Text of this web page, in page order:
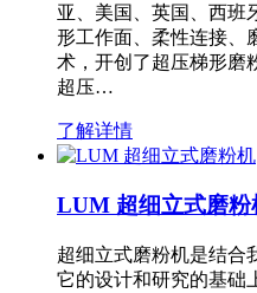
亚、美国、英国、西班
形工作面、柔性连接、
术，开创了超压梯形磨
超压…
了解详情
LUM 超细立式磨粉
超细立式磨粉机是结合
它的设计和研究的基础